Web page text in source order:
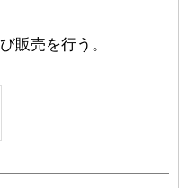
販売を行う。